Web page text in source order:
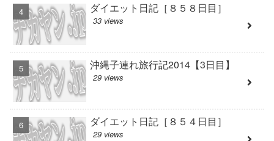
ダイエット日記［８５８日目］
33 views
沖縄子連れ旅行記2014【3日目】
29 views
ダイエット日記［８５４日目］
29 views